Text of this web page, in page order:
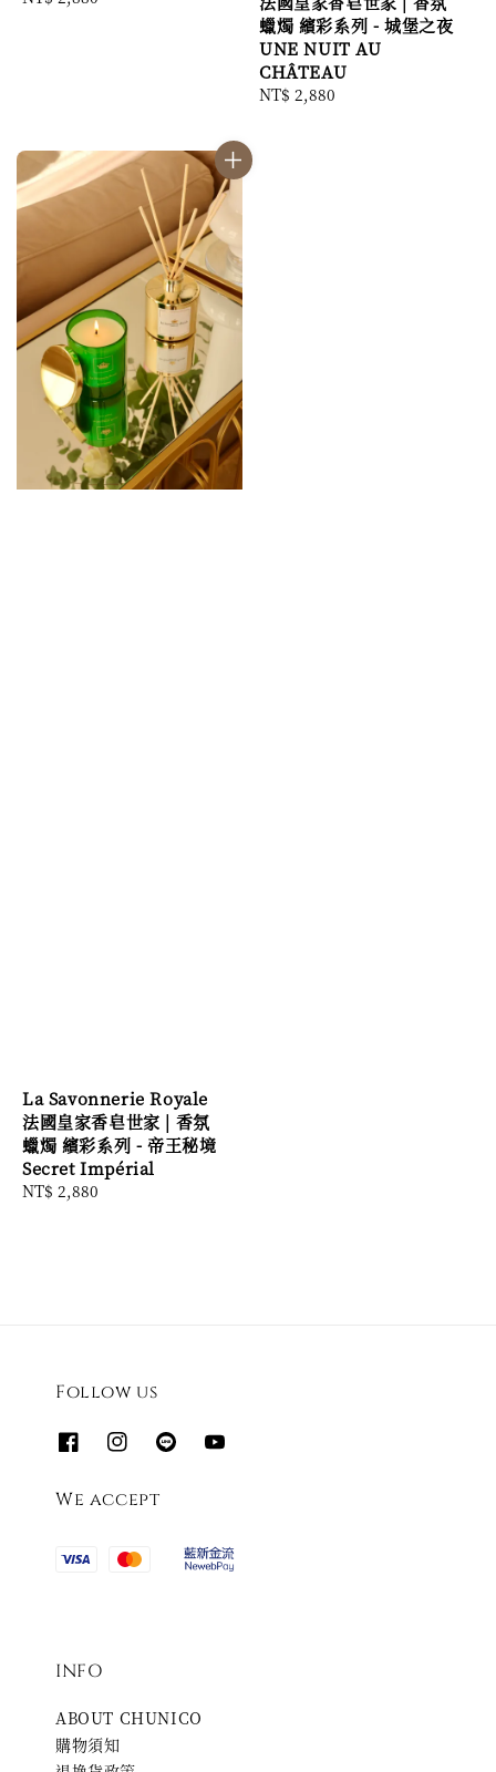
蠟燭 繽彩系列 - 城堡之夜
UNE NUIT AU
CHÂTEAU
Regular
NT$ 2,880
La Savonnerie Royale
法國皇家香皂世家 | 香氛
蠟燭 繽彩系列 - 帝王秘境
Secret Impérial
Regular
NT$ 2,880
Follow us
We accept
INFO
ABOUT CHUNICO
購物須知